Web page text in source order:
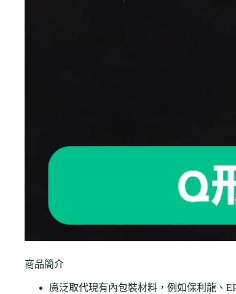
商品簡介
廣泛取代現有內包裝材料，例如保利龍、